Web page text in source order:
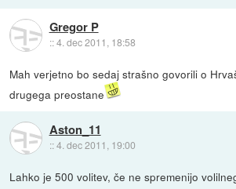
Gregor P
::4. dec 2011, 18:58
Mah verjetno bo sedaj strašno govorili o
drugega preostane
Aston_11
::4. dec 2011, 19:00
Lahko je 500 volitev, če ne spremenijo